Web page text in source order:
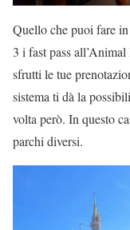
Quello che puoi fare
3 i fast pass
sfrutti le tue
sistema ti dà la
volta però. In questo
parchi diversi.